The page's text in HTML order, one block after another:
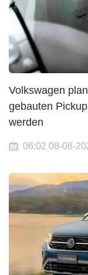
Volkswagen
gebauten
werden
06:02 08-08-